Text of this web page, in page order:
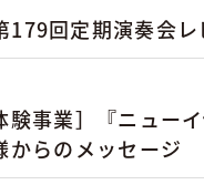
179回定期演奏会レ
験事業］『ニュー
からのメッセージ